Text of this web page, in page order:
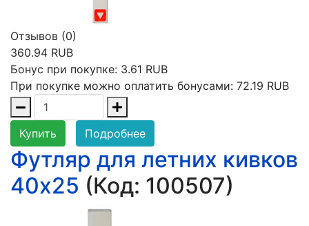
Отзывов (0)
360.94 RUB
Бонус при покупке: 3.61 RUB
При покупке можно оплатить бонусами: 72.19 RUB
Купить Подробнее
Футляр для летних кивков
40х25 (Код: 100507)